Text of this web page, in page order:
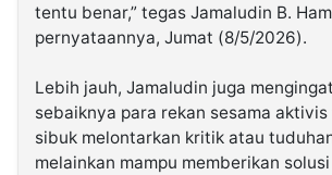
tentu benar,” tegas Jamaludin B.
pernyataannya, Jumat (8/5/2026).
‎Lebih jauh, Jamaludin juga
sebaiknya para rekan sesama
sibuk melontarkan kritik atau
melainkan mampu memberikan